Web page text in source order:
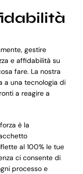
gestire
e affidabilità su
fare. La nostra
a una tecnologia di
a reagire a
è la
al 100% le tue
ci consente di
processo e